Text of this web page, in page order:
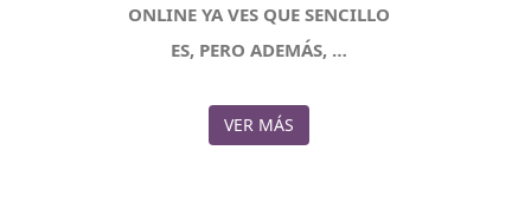
ONLINE YA VES QUE SENCILLO
ES, PERO ADEMÁS, …
VER MÁS